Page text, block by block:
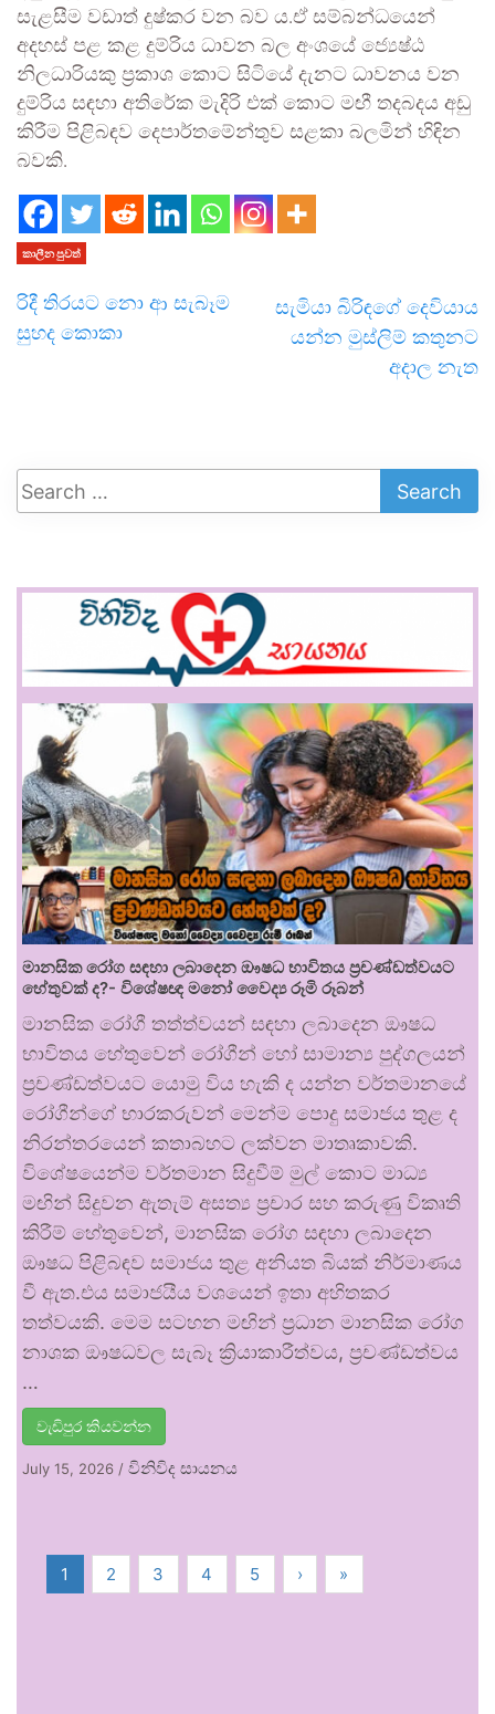
සැළසීම වඩාත් දුෂ්කර වන බව ය.ඒ සම්බන්ධයෙන්
අදහස් පළ කළ දුම්රිය ධාවන බල අංශයේ ජ්‍යෙෂ්ඨ
නිලධාරියකු ප්‍රකාශ කොට සිටියේ දැනට ධාවනය වන
දුම්රිය සඳහා අතිරේක මැදිරි එක් කොට මඟී තදබදය අඩු
කිරීම පිළිබඳව දෙපාර්තමේන්තුව සළකා බලමින් හිඳින
බවකි.
කාලීන පුවත්
රිදී තිරයට නො ආ සැබෑම
සුහද කොකා
සැමියා බිරිඳගේ දෙවියාය
යන්න මුස්ලිම් කතුනට
අදාල නැත
මානසික රෝග සඳහා ලබාදෙන ඖෂධ භාවිතය ප්‍රචණ්ඩත්වයට
හේතුවක් ද?- විශේෂඥ මනෝ වෛද්‍ය රූමි රූබන්
මානසික රෝගී තත්ත්වයන් සඳහා ලබාදෙන ඖෂධ
භාවිතය හේතුවෙන් රෝගීන් හෝ සාමාන්‍ය පුද්ගලයන්
ප්‍රචණ්ඩත්වයට යොමු විය හැකි ද යන්න වර්තමානයේ
රෝගීන්ගේ භාරකරුවන් මෙන්ම පොදු සමාජය තුළ ද
නිරන්තරයෙන් කතාබහට ලක්වන මාතෘකාවකි.
විශේෂයෙන්ම වර්තමාන සිදුවීම් මුල් කොට මාධ්‍ය
මඟින් සිදුවන ඇතැම් අසත්‍ය ප්‍රචාර සහ කරුණු විකෘති
කිරීම් හේතුවෙන්, මානසික රෝග සඳහා ලබාදෙන
ඖෂධ පිළිබඳව සමාජය තුළ අනියත බියක් නිර්මාණය
වී ඇත.එය සමාජයීය වශයෙන් ඉතා අහිතකර
තත්වයකි. මෙම සටහන මඟින් ප්‍රධාන මානසික රෝග
නාශක ඖෂධවල සැබෑ ක්‍රියාකාරීත්වය, ප්‍රචණ්ඩත්වය
…
වැඩිපුර කියවන්න
July 15, 2026 / විනිවිද සායනය
1 2 3 4 5 › »